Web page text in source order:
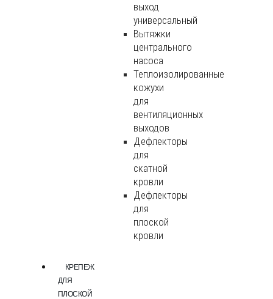
выход
универсальный
Вытяжки
центрального
насоса
Теплоизолированные
кожухи
для
вентиляционных
выходов
Дефлекторы
для
скатной
кровли
Дефлекторы
для
плоской
кровли
КРЕПЕЖ
ДЛЯ
ПЛОСКОЙ